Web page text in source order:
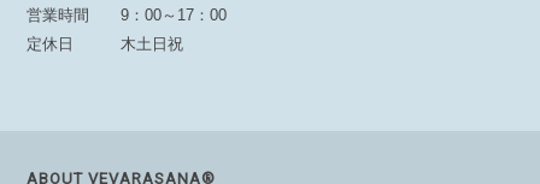
営業時間
9：00～17：00
定休日
木土日祝
ABOUT VEVARASANA®︎